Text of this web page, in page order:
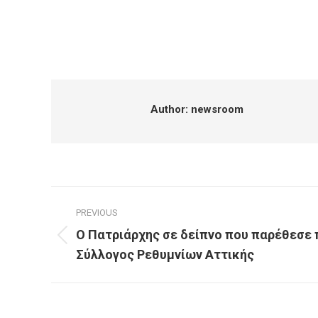
Author: newsroom
navigation
PREVIOUS
Previous
post:
Ο Πατριάρχης σε δείπνο που παρέθεσε
Σύλλογος Ρεθυμνίων Αττικής